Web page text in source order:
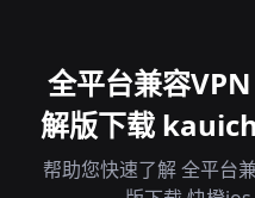
全平台兼容
解版下载
帮助您快速了解 全平台